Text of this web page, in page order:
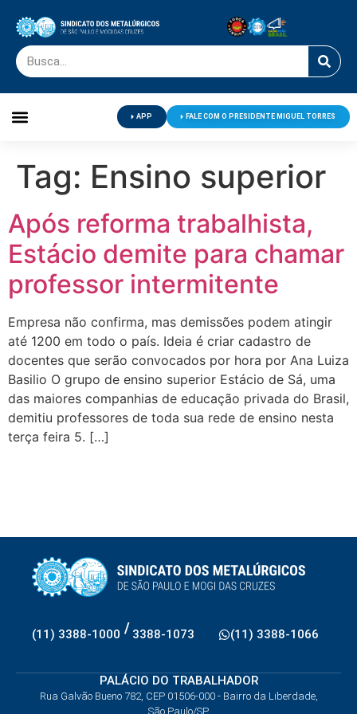
APP FALE COM O PRESIDENTE MIGUEL TORRES
Tag: Ensino superior
Após reforma trabalhista,
Estácio demite para chamar
professor intermitente
Empresa não confirma, mas demissões podem atingir
até 1200 em todo o país. Ideia é criar cadastro de
docentes que serão convocados por hora por Ana Luiza
Basilio O grupo de ensino superior Estácio de Sá, uma
das maiores companhias de educação privada do Brasil,
demitiu professores de toda sua rede de ensino nesta
terça feira 5. […]
(11) 3388-1000 / 3388-1073 (11) 3388-1066
PALÁCIO DO TRABALHADOR
Rua Galvão Bueno 782, CEP 01506-000 - Bairro da Liberdade,
São Paulo/SP